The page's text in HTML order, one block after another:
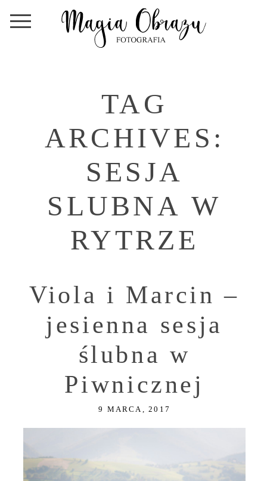
TAG
ARCHIVES:
SESJA
SLUBNA W
RYTRZE
Viola i Marcin –
jesienna sesja
ślubna w
Piwnicznej
9 MARCA, 2017